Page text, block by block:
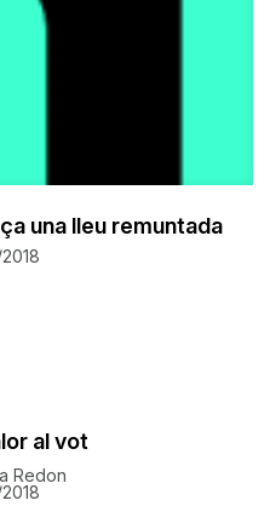
una lleu remuntada
al vot
Redon